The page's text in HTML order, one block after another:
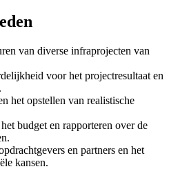
van diverse infraprojecten van
voor het projectresultaat en
het opstellen van realistische
budget en rapporteren over de
en partners en het
kansen.